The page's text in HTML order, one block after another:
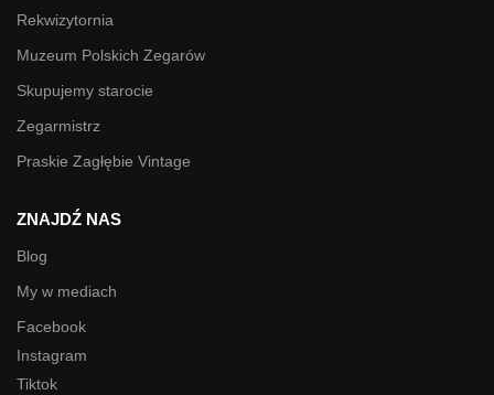
Rekwizytornia
Muzeum Polskich Zegarów
Skupujemy starocie
Zegarmistrz
Praskie Zagłębie Vintage
ZNAJDŹ NAS
Blog
My w mediach
Facebook
Instagram
Tiktok